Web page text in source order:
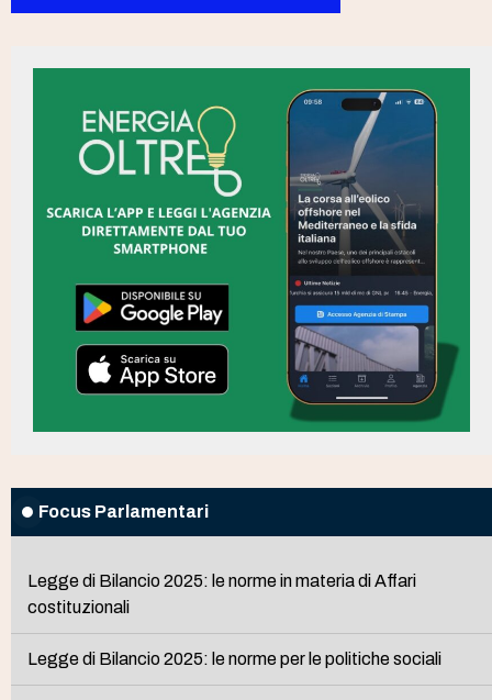
Focus Parlamentari
Legge di Bilancio 2025: le norme in materia di Affari
costituzionali
Legge di Bilancio 2025: le norme per le politiche sociali